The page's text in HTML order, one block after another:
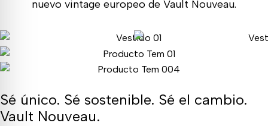
nuevo vintage europeo de Vault Nouveau.
Sé único. Sé sostenible. Sé el cambio.
Vault Nouveau.